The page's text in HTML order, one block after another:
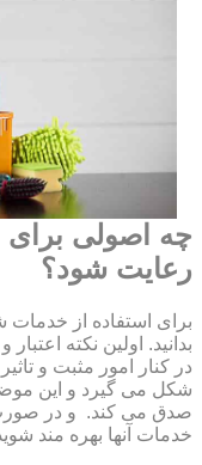
چه اصولی برای
رعایت شود؟
برای استفاده از
بدانید. اولین نکته
در کنار امور مثبت و
شکل می گیرد و این
صدق می کند. و در صورت
خدمات آنها بهره مند